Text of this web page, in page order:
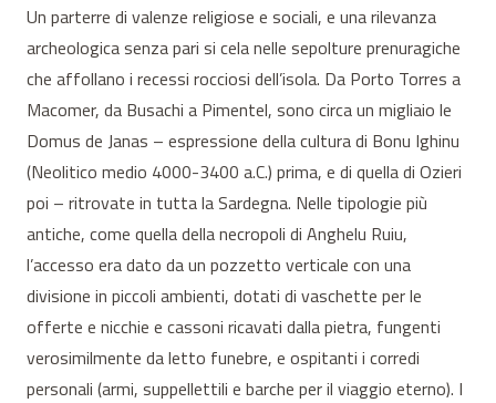
Un parterre di valenze religiose e sociali, e una rilevanza
archeologica senza pari si cela nelle sepolture prenuragiche
che affollano i recessi rocciosi dell’isola. Da Porto Torres a
Macomer, da Busachi a Pimentel, sono circa un migliaio le
Domus de Janas – espressione della cultura di Bonu Ighinu
(Neolitico medio 4000-3400 a.C.) prima, e di quella di Ozieri
poi – ritrovate in tutta la Sardegna. Nelle tipologie più
antiche, come quella della necropoli di Anghelu Ruiu,
l’accesso era dato da un pozzetto verticale con una
divisione in piccoli ambienti, dotati di vaschette per le
offerte e nicchie e cassoni ricavati dalla pietra, fungenti
verosimilmente da letto funebre, e ospitanti i corredi
personali (armi, suppellettili e barche per il viaggio eterno). I